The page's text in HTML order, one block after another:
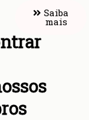
Saiba
mais